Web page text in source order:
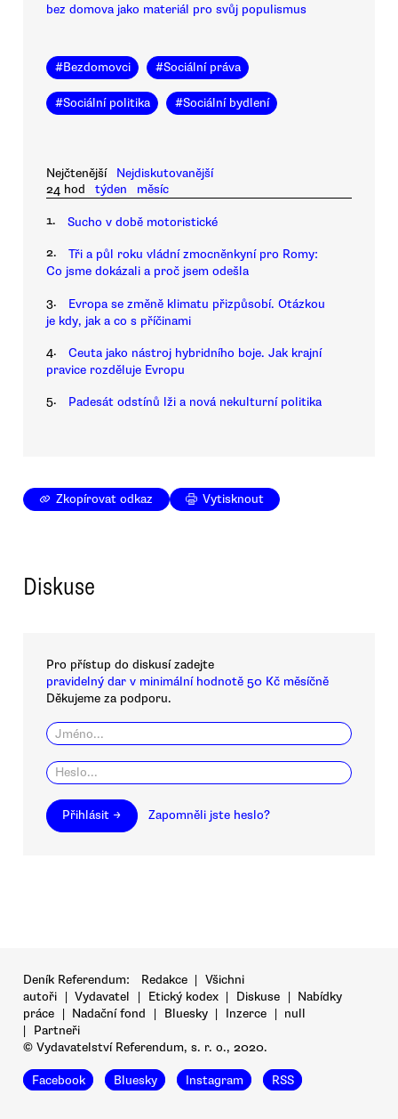
bez domova jako materiál pro svůj populismus
#Bezdomovci #Sociální práva
#Sociální politika #Sociální bydlení
Nejčtenější
Nejdiskutovanější
24 hod
týden měsíc
1. Sucho v době motoristické
2.
Tři a půl roku vládní zmocněnkyní pro Romy:
Co jsme dokázali a proč jsem odešla
3.
Evropa se změně klimatu přizpůsobí. Otázkou
je kdy, jak a co s příčinami
4.
Ceuta jako nástroj hybridního boje. Jak krajní
pravice rozděluje Evropu
5. Padesát odstínů lži a nová nekulturní politika
Zkopírovat odkaz Vytisknout
Diskuse
Pro přístup do diskusí zadejte
pravidelný dar v minimální hodnotě 50 Kč měsíčně
Děkujeme za podporu.
Přihlásit → Zapomněli jste heslo?
Deník Referendum: Redakce | Všichni
autoři | Vydavatel | Etický kodex | Diskuse | Nabídky
práce | Nadační fond | Bluesky | Inzerce | null
|
Partneři
© Vydavatelství Referendum, s. r. o., 2020.
Facebook Bluesky Instagram RSS